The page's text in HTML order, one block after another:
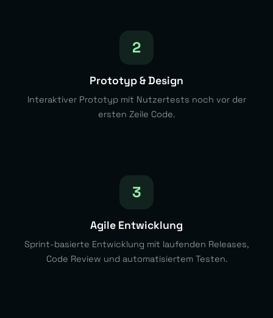
2
Prototyp & Design
Interaktiver Prototyp mit Nutzertests noch vor der
ersten Zeile Code.
3
Agile Entwicklung
Sprint-basierte Entwicklung mit laufenden Releases,
Code Review und automatisiertem Testen.